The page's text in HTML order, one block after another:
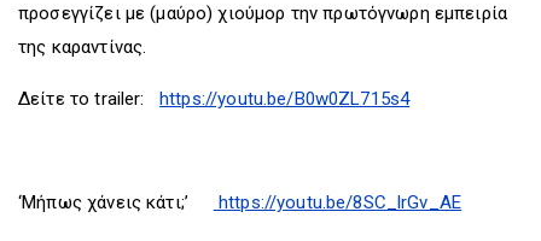
προσεγγίζει με (μαύρο) χιούμορ την πρωτόγνωρη εμπειρία
της καραντίνας.
Δείτε το trailer:https://youtu.be/B0w0ZL715s4
‘Μήπως χάνεις κάτι;’ https://youtu.be/8SC_lrGv_AE